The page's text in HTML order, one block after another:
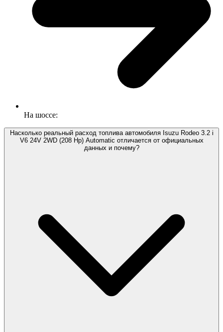
На шоссе:
Насколько реальный расход топлива автомобиля Isuzu Rodeo 3.2 i
V6 24V 2WD (208 Hp) Automatic отличается от официальных
данных и почему?